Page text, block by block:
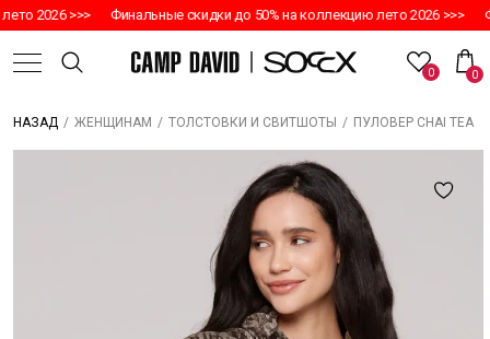
2026 >>> Финальные скидки до 50% на коллекцию лето 2026 >>>
0 0
НАЗАД / ЖЕНЩИНАМ / ТОЛСТОВКИ И СВИТШОТЫ / ПУЛОВЕР CHAI TEA